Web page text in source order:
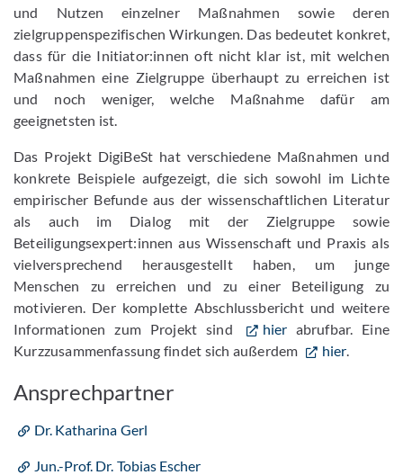
und Nutzen einzelner Maßnahmen sowie deren
zielgruppenspezifischen Wirkungen. Das bedeutet konkret,
dass für die Initiator:innen oft nicht klar ist, mit welchen
Maßnahmen eine Zielgruppe überhaupt zu erreichen ist
und noch weniger, welche Maßnahme dafür am
geeignetsten ist.
Das Projekt DigiBeSt hat verschiedene Maßnahmen und
konkrete Beispiele aufgezeigt, die sich sowohl im Lichte
empirischer Befunde aus der wissenschaftlichen Literatur
als auch im Dialog mit der Zielgruppe sowie
Beteiligungsexpert:innen aus Wissenschaft und Praxis als
vielversprechend herausgestellt haben, um junge
Menschen zu erreichen und zu einer Beteiligung zu
motivieren. Der komplette Abschlussbericht und weitere
Informationen zum Projekt sind
hierabrufbar. Eine
Kurzzusammenfassung findet sich außerdem
hier
Ansprechpartner
Dr. Katharina Gerl
Jun.-Prof. Dr. Tobias Escher